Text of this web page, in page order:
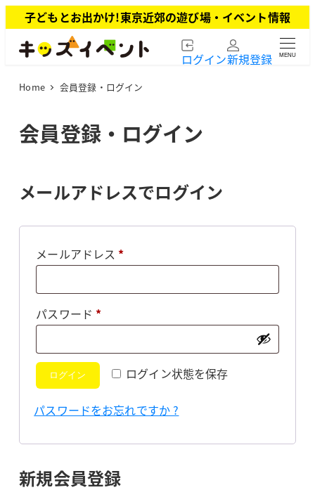
イ
子どもとお出かけ!東京近郊の遊び場・イベント情報
ログイン新規登録 MENU
Home 会員登録・ログイン
会員登録・ログイン
メールアドレスでログイン
メールアドレス *必
パスワード *必
ログイン状態を保存
ログイン
パスワードをお忘れですか ?
新規会員登録